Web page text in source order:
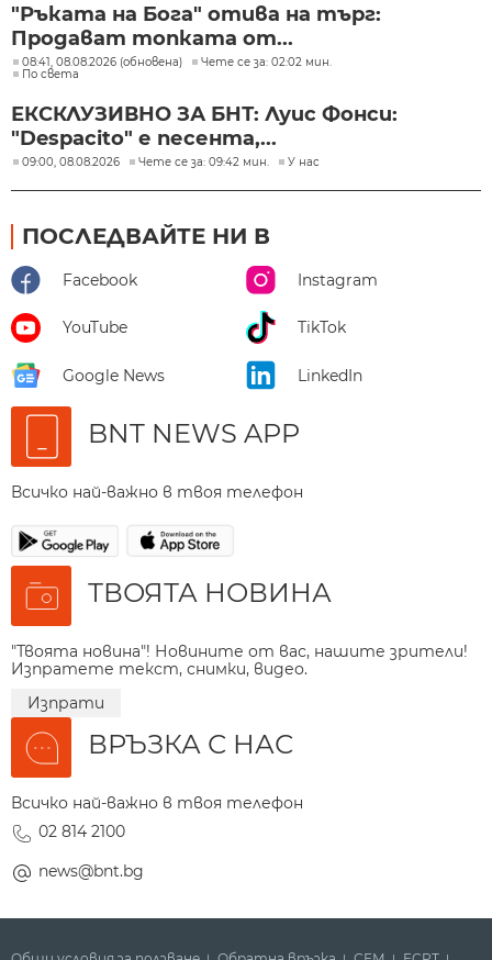
"Ръката на Бога" отива на търг:
Продават топката от...
08:41, 08.08.2026 (обновена)
Чете се за: 02:02 мин.
По света
ЕКСКЛУЗИВНО ЗА БНТ: Луис Фонси:
"Despacito" е песента,...
09:00, 08.08.2026 Чете се за: 09:42 мин. У нас
ПОСЛЕДВАЙТЕ НИ В
Facebook Instagram
YouTube TikTok
Google News LinkedIn
BNT NEWS APP
Всичко най-важно в твоя телефон
ТВОЯТА НОВИНА
"Твоята новина"! Новините от вас, нашите зрители!
Изпратете текст, снимки, видео.
Изпрати
ВРЪЗКА С НАС
Всичко най-важно в твоя телефон
02 814 2100
news@bnt.bg